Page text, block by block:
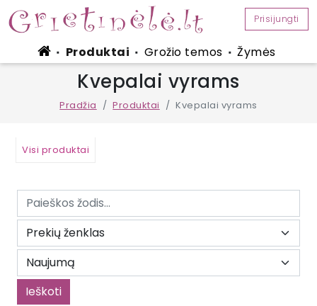
Prisijungti
■ Produktai ■ Grožio temos ■ Žymės
Kvepalai vyrams
Pradžia Produktai Kvepalai vyrams
Visi produktai
Ieškoti